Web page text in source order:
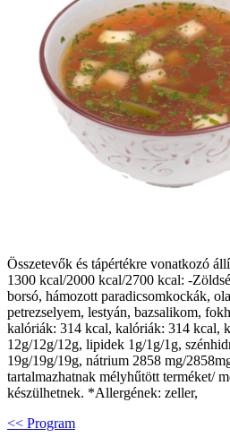
Összetevők és tápértékre vonatkozó
1300 kcal/2000 kcal/2700 kcal: -
borsó, hámozott paradicsomkockák,
petrezselyem, lestyán, bazsalikom,
kalóriák: 314 kcal, kalóriák: 314 kcal,
12g/12g/12g, lipidek 1g/1g/1g,
19g/19g/19g, nátrium 2858 mg/
tartalmazhatnak mélyhűtött terméket/
készülhetnek. *Allergének: zeller,
<< Program